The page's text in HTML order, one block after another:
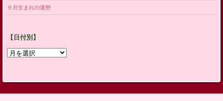
９月生まれの運勢
【日付別】
【日